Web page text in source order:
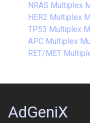
NRAS Multiplex
HER2 Multiplex
TP53 Multiplex
APC Multiplex
RET/MET
AdGeniX